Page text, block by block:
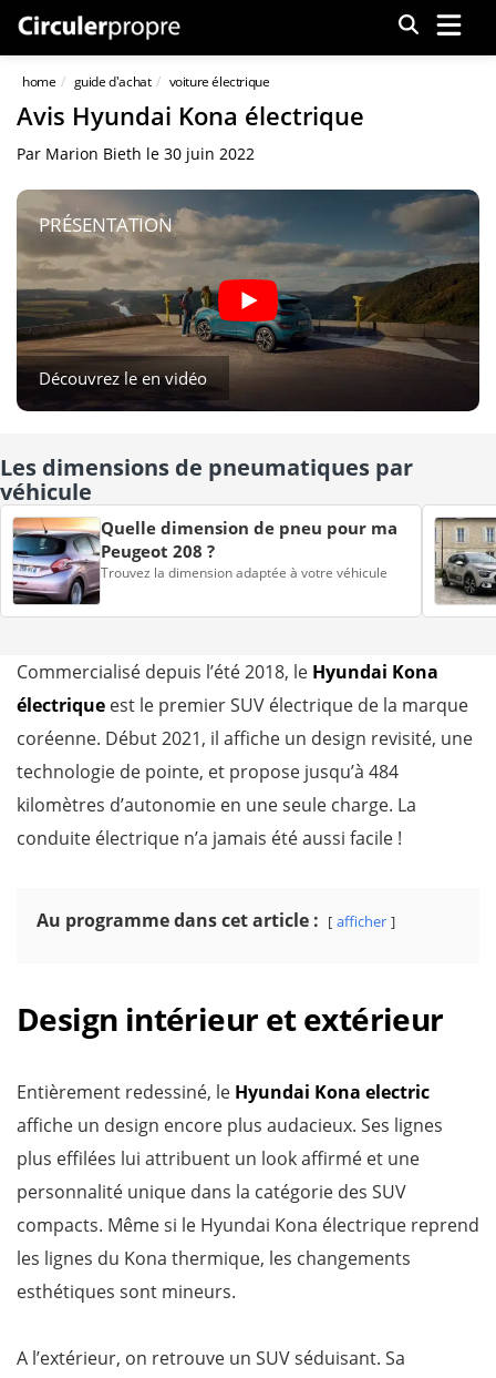
Menu
home guide d'achat voiture électrique
Avis Hyundai Kona électrique
Par Marion Bieth le 30 juin 2022
PRÉSENTATION
Découvrez le en vidéo
Les dimensions de pneumatiques par
véhicule
Quelle dimension de pneu pour ma
Peugeot 208 ?
Trouvez la dimension adaptée à votre véhicule
Commercialisé depuis l’été 2018, le Hyundai Kona
électrique est le premier SUV électrique de la marque
coréenne. Début 2021, il affiche un design revisité, une
technologie de pointe, et propose jusqu’à 484
kilomètres d’autonomie en une seule charge. La
conduite électrique n’a jamais été aussi facile !
Au programme dans cet article : afficher
Design intérieur et extérieur
Entièrement redessiné, le Hyundai Kona electric
affiche un design encore plus audacieux. Ses lignes
plus effilées lui attribuent un look affirmé et une
personnalité unique dans la catégorie des SUV
compacts. Même si le Hyundai Kona électrique reprend
les lignes du Kona thermique, les changements
esthétiques sont mineurs.
A l’extérieur, on retrouve un SUV séduisant. Sa